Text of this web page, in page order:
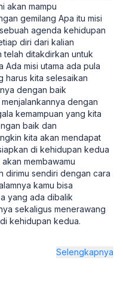
akan mampu
gemilang Apa itu misi
agenda kehidupan
diri dari kalian
telah ditakdirkan untuk
Ada misi utama ada pula
harus kita selesaikan
dengan baik
dengan
kemampuan yang kita
baik dan
kita akan mendapat
di kehidupan kedua
membawamu
dirimu sendiri dengan cara
kamu bisa
yang ada dibalik
sekaligus menerawang
kehidupan kedua.
Selengkapnya